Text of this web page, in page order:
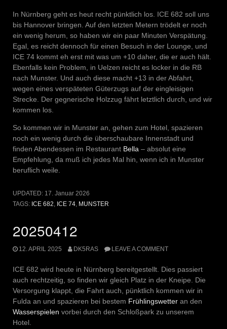
In Nürnberg geht es heut recht pünktlich los. ICE 682 soll uns
bis Hannover bringen. Auf den letzten Metern trödelt er noch
ein wenig herum, so haben wir ein paar Minuten Verspätung.
Egal, es reicht dennoch für einen Besuch in der Lounge, und
ICE 74 kommt eh erst mit was um +10 daher, die er auch hält.
Ebenfalls kein Problem, in Uelzen reicht es locker in die RB
nach Munster. Und auch diese macht +13 in der Abfahrt,
wegen eines verspäteten Güterzugs auf der eingleisigen
Strecke. Der gegnerische Holzzug fährt letztlich durch, und wir
kommen los.
So kommen wir in Munster an, gehen zum Hotel, spazieren
noch ein wenig durch die überschaubare Innenstadt und
finden Abendessen im Restaurant Bella – absolut eine
Empfehlung, da muß ich jedes Mal hin, wenn ich in Munster
beruflich weile.
UPDATED: 17. Januar 2026
TAGS: ICE 682 ICE 74 MUNSTER
20250412
12. APRIL 2025 DK5RAS LEAVE A COMMENT
ICE 682 wird heute in Nürnberg bereitgestellt. Dies passiert
auch rechtzeitig, so finden wir gleich Platz in der Kneipe. Die
Versorgung klappt, die Fahrt auch, pünktlich kommen wir in
Fulda an und spazieren bei bestem Frühlingswetter an den
Wasserspielen vorbei durch den Schloßpark zu unserem
Hotel.